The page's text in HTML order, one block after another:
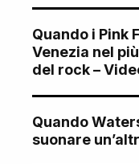
Quando i Pink
Venezia nel
del rock –
Quando
suonare